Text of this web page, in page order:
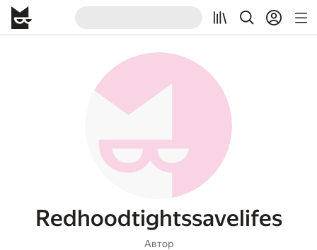
Redhoodtightssavelifes
Автор